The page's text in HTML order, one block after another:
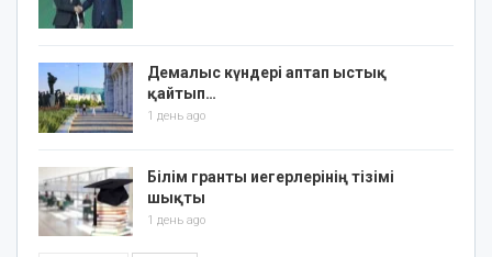
Демалыс күндері аптап ыстық
қайтып…
1 день ago
Білім гранты иегерлерінің тізімі
шықты
1 день ago